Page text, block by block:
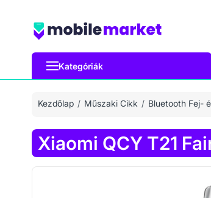
Kategóriák
Kezdőlap Műszaki Cikk Bluetooth Fej-
Xiaomi QCY T21